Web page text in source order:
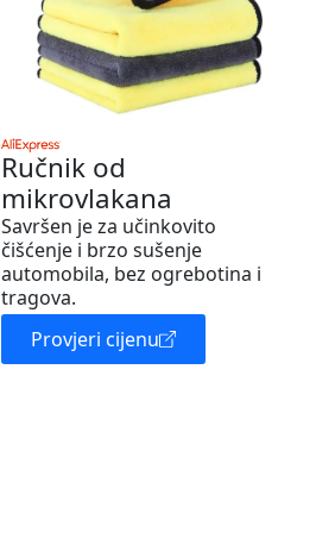
Ručnik od
mikrovlakana
Savršen je za učinkovito
čišćenje i brzo sušenje
automobila, bez ogrebotina i
tragova.
Provjeri cijenu